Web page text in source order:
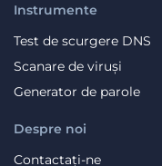
Despre noi
Contactați-ne
Instrumente
Test de scurgere DNS
Scanare de viruși
Generator de parole